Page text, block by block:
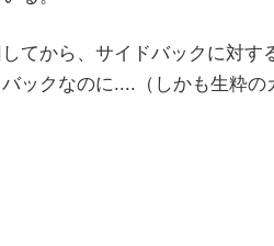
てから、サイドバックに対
ックなのに....（しかも生粋の